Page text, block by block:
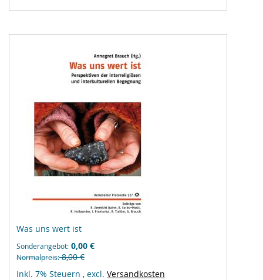
hinzufügen
Was uns wert ist
Sonderangebot 0,00 €
Normalpreis 8,00 €
Inkl. 7% Steuern , excl. Versandkosten